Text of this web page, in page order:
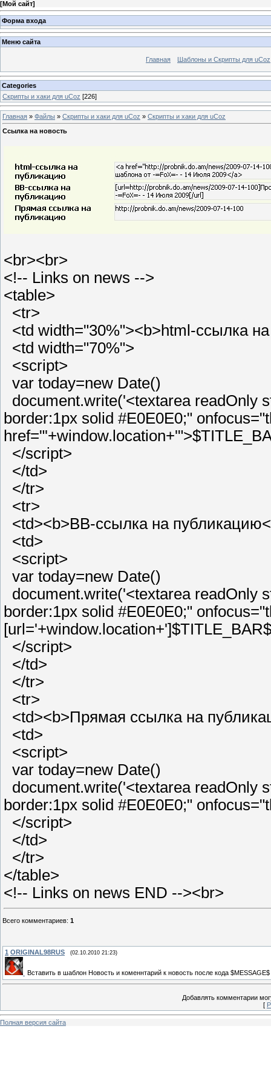
[Мой сайт]
Форма входа
Меню сайта
Главная Шаблоны и Скрипты для uCoz
Categories
Скрипты и хаки для uCoz [226]
Главная » Файлы » Скрипты и хаки для uCoz » Скрипты и хаки для uCoz
Ссылка на новость
<br><br>
<!-- Links on news -->
<table>
<tr>
<td width="30%"><b>html-cсылка
<td width="70%">
<script>
var today=new Date()
document.write('<textarea readOnly
border:1px solid #E0E0E0;"
</script>
</td>
</tr>
<tr>
<td><b>BB-cсылка на
<td>
<script>
var today=new Date()
document.write('<textarea readOnly
border:1px solid #E0E0E0;"
</script>
</td>
</tr>
<tr>
<td><b>Прямая ссылка на
<td>
<script>
var today=new Date()
document.write('<textarea readOnly
border:1px solid #E0E0E0;"
</script>
</td>
</tr>
</table>
<!-- Links on news END --><br>
Всего комментариев: 1
1 ORIGINAL98RUS (02.10.2010 21:23)
Вставить в шаблон Новость и коменнтарий к новость после кода $MESSAGE$
Добавлять комментарии
[
Полная версия сайта